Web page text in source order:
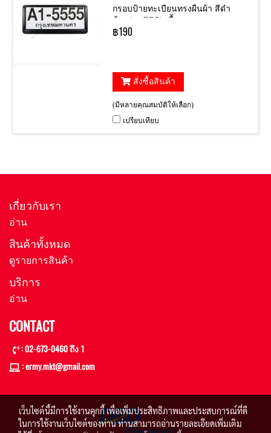
กรอบป้ายทะเบียนทรงผืนผ้า สีดำ
ด้าน(ชุบEDP) เนื้อสแตนเลส
฿190
สั่งซื้อสินค้า
(มีหลายคุณสมบัติให้เลือก)
เปรียบเทียบ
เกี่ยวกับเรา
อ่าน
สินค้าทั้งหมด
ดูรายการสินค้า
บริการ
อ่าน
CONTACT
: 02-673-0460 ถึง 1
: ermy.mkt@gmail.com
เว็บไซต์นี้มีการใช้งานคุกกี้ เพื่อเพิ่มประสิทธิภาพและประสบการณ์ที่ดี
ในการใช้งานเว็บไซต์ของท่าน ท่านสามารถอ่านรายละเอียดเพิ่มเติม